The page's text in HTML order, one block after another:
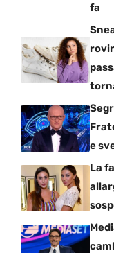
fa
e
La